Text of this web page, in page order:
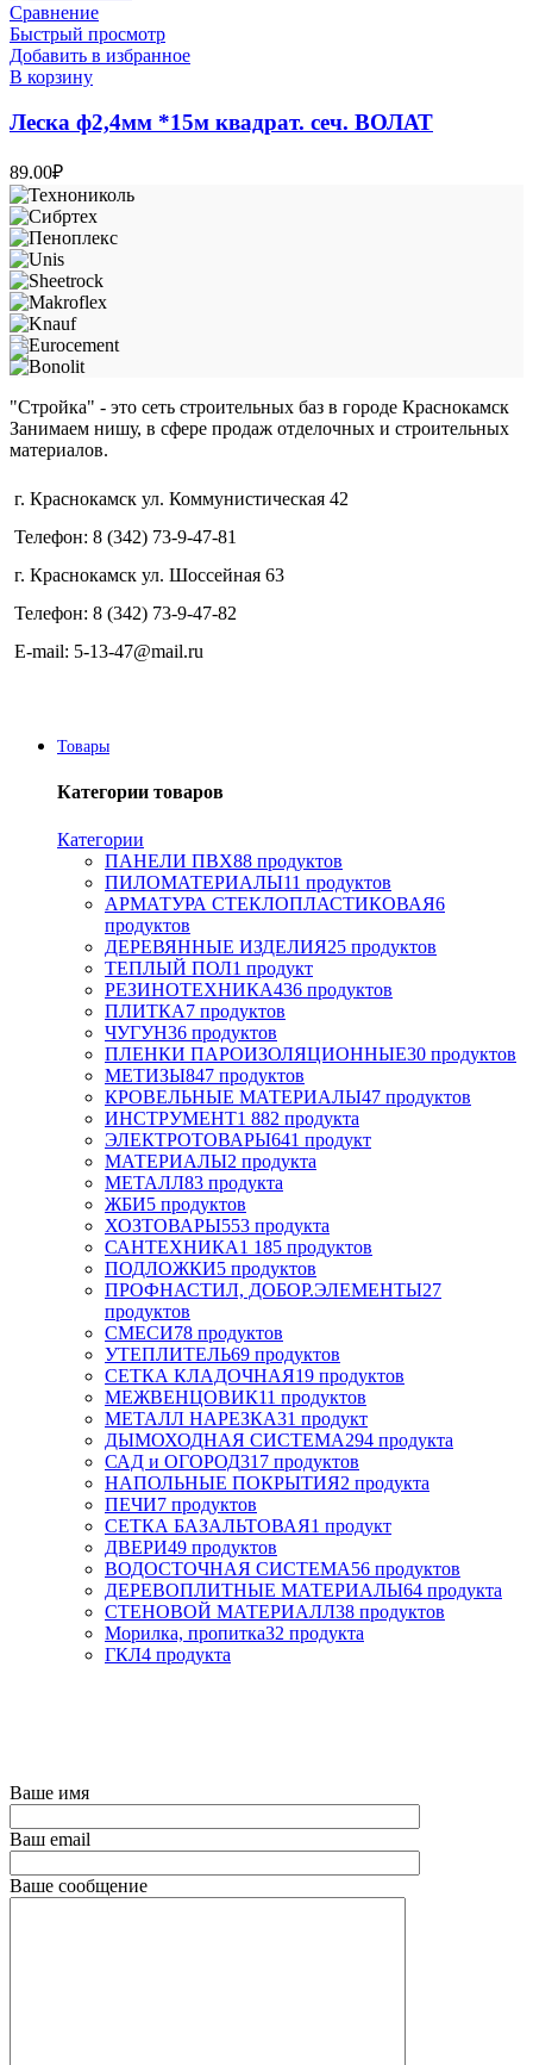
Сравнение
Быстрый просмотр
Добавить в избранное
В корзину
Леска ф2,4мм *15м квадрат. сеч. ВОЛАТ
89.00₽
"Стройка" - это сеть строительных баз в городе Краснокамск
Занимаем нишу, в сфере продаж отделочных и строительных
материалов.
г. Краснокамск ул. Коммунистическая 42
Телефон: 8 (342) 73-9-47-81
г. Краснокамск ул. Шоссейная 63
Телефон: 8 (342) 73-9-47-82
E-mail: 5-13-47@mail.ru
Товары
Категории товаров
Категории
ПАНЕЛИ ПВХ88 продуктов
ПИЛОМАТЕРИАЛЫ11 продуктов
АРМАТУРА СТЕКЛОПЛАСТИКОВАЯ6
продуктов
ДЕРЕВЯННЫЕ ИЗДЕЛИЯ25 продуктов
ТЕПЛЫЙ ПОЛ1 продукт
РЕЗИНОТЕХНИКА436 продуктов
ПЛИТКА7 продуктов
ЧУГУН36 продуктов
ПЛЕНКИ ПАРОИЗОЛЯЦИОННЫЕ30 продуктов
МЕТИЗЫ847 продуктов
КРОВЕЛЬНЫЕ МАТЕРИАЛЫ47 продуктов
ИНСТРУМЕНТ1 882 продукта
ЭЛЕКТРОТОВАРЫ641 продукт
МАТЕРИАЛЫ2 продукта
МЕТАЛЛ83 продукта
ЖБИ5 продуктов
ХОЗТОВАРЫ553 продукта
САНТЕХНИКА1 185 продуктов
ПОДЛОЖКИ5 продуктов
ПРОФНАСТИЛ, ДОБОР.ЭЛЕМЕНТЫ27
продуктов
СМЕСИ78 продуктов
УТЕПЛИТЕЛЬ69 продуктов
СЕТКА КЛАДОЧНАЯ19 продуктов
МЕЖВЕНЦОВИК11 продуктов
МЕТАЛЛ НАРЕЗКА31 продукт
ДЫМОХОДНАЯ СИСТЕМА294 продукта
САД и ОГОРОД317 продуктов
НАПОЛЬНЫЕ ПОКРЫТИЯ2 продукта
ПЕЧИ7 продуктов
СЕТКА БАЗАЛЬТОВАЯ1 продукт
ДВЕРИ49 продуктов
ВОДОСТОЧНАЯ СИСТЕМА56 продуктов
ДЕРЕВОПЛИТНЫЕ МАТЕРИАЛЫ64 продукта
СТЕНОВОЙ МАТЕРИАЛЛ38 продуктов
Морилка, пропитка32 продукта
ГКЛ4 продукта
Ваше имя
Ваш email
Ваше сообщение